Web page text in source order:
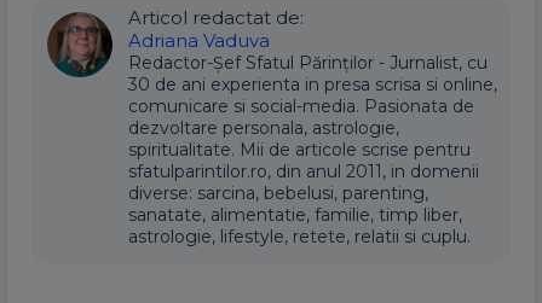
Articol redactat de:
Adriana Vaduva
Redactor-Șef Sfatul Părinților - Jurnalist, cu
30 de ani experienta in presa scrisa si online,
comunicare si social-media. Pasionata de
dezvoltare personala, astrologie,
spiritualitate. Mii de articole scrise pentru
sfatulparintilor.ro, din anul 2011, in domenii
diverse: sarcina, bebelusi, parenting,
sanatate, alimentatie, familie, timp liber,
astrologie, lifestyle, retete, relatii si cuplu.